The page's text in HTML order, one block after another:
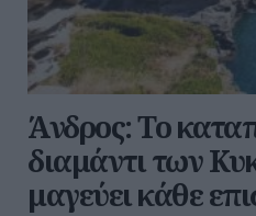
Άνδρος: Το
διαμάντι των
μαγεύει κάθε